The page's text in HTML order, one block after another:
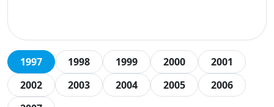
1997 1998 1999 2000
2001
2002
2003 2004 2005
2006